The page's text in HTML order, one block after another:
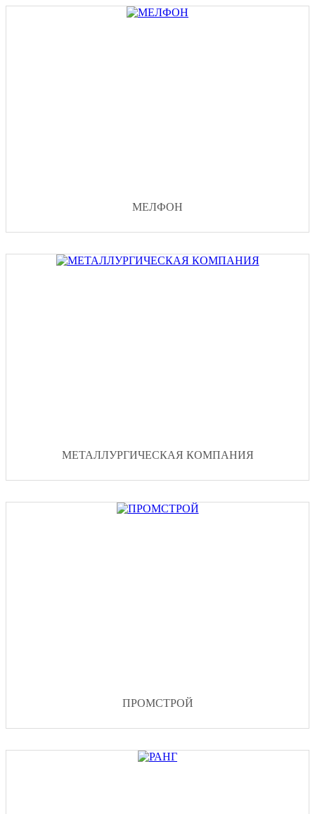
МЕЛФОН
МЕТАЛЛУРГИЧЕСКАЯ КОМПАНИЯ
ПРОМСТРОЙ